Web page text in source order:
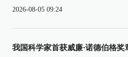
2026-08-05 09:24
我国科学家首获威廉·诺德伯格奖